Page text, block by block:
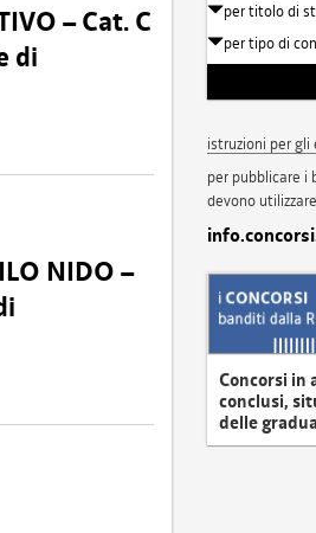
– Cat. C
di
NIDO –
per titolo di
per tipo di
istruzioni per gli
per pubblicare i
devono
Concorsi in
conclusi,
delle